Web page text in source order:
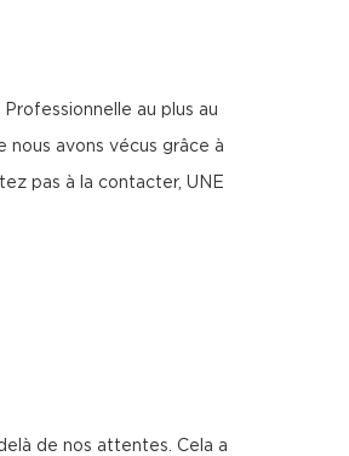
au plus au
avons vécus grâce à
pas à la contacter, UNE
de nos attentes. Cela a